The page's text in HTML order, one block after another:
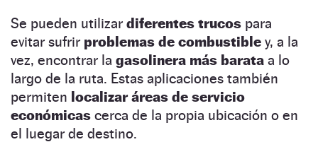
Se pueden utilizar diferentes trucos para
evitar sufrir problemas de combustible y, a la
vez, encontrar la gasolinera más barata a lo
largo de la ruta. Estas aplicaciones también
permiten localizar áreas de servicio
económicas cerca de la propia ubicación o en
el luegar de destino.